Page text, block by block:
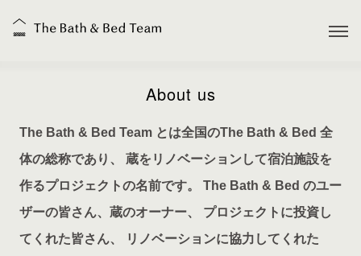
About us
The Bath & Bed Team とは全国のThe Bath & Bed 全
体の総称であり、
蔵をリノベーションして宿泊施設を
作るプロジェクトの名前です。
The Bath & Bed のユー
ザーの皆さん、蔵のオーナー、
プロジェクトに投資し
てくれた皆さん、
リノベーションに協力してくれた